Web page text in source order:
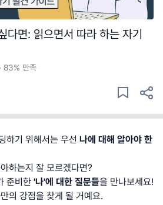
다면: 읽으면서 따라 하는 자기
83% 만족
하기 위해서는 우선 나에 대해 알아야 한
하는지 잘 모르겠다면?
준비한 '나'에 대한 질문들을 만나보세요!
의 강점을 찾게 될 거예요.